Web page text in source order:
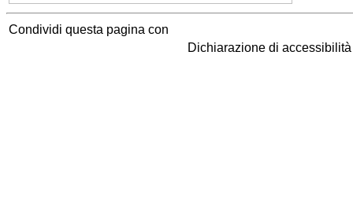
Condividi questa pagina con
Dichiarazione di